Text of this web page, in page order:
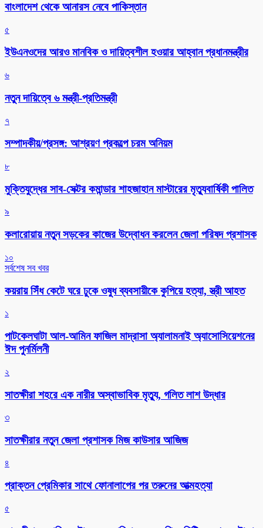
বাংলাদেশ থেকে আনারস নেবে পাকিস্তান
৫
ইউএনওদের আরও মানবিক ও দায়িত্বশীল হওয়ার আহ্বান প্রধানমন্ত্রীর
৬
নতুন দায়িত্বে ৬ মন্ত্রী-প্রতিমন্ত্রী
৭
সম্পাদকীয়/প্রসঙ্গ: আশ্রয়ণ প্রকল্পে চরম অনিয়ম
৮
মুক্তিযুদ্ধের সাব-সেক্টর কমান্ডার শাহজাহান মাস্টারের মৃত্যুবার্ষিকী পালিত
৯
কলারোয়ায় নতুন সড়কের কাজের উদ্বোধন করলেন জেলা পরিষদ প্রশাসক
১০
সর্বশেষ সব খবর
কয়রায় সিঁধ কেটে ঘরে ঢুকে ওষুধ ব্যবসায়ীকে কুপিয়ে হত্যা, স্ত্রী আহত
১
পাটকেলঘাটা আল-আমিন ফাজিল মাদ্রাসা অ্যালামনাই অ্যাসোসিয়েশনের
ঈদ পুনর্মিলনী
২
সাতক্ষীরা শহরে এক নারীর অস্বাভাবিক মৃত্যু, গলিত লাশ উদ্ধার
৩
সাতক্ষীরার নতুন জেলা প্রশাসক মিজ কাউসার আজিজ
৪
প্রাক্তন প্রেমিকার সাথে ফোনালাপের পর তরুনের আত্মহত্যা
৫